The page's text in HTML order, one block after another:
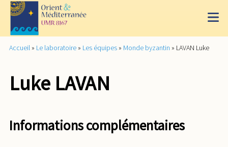
Accueil » Le laboratoire » Les équipes » Monde byzantin » LAVAN Luke
Luke LAVAN
Informations complémentaires